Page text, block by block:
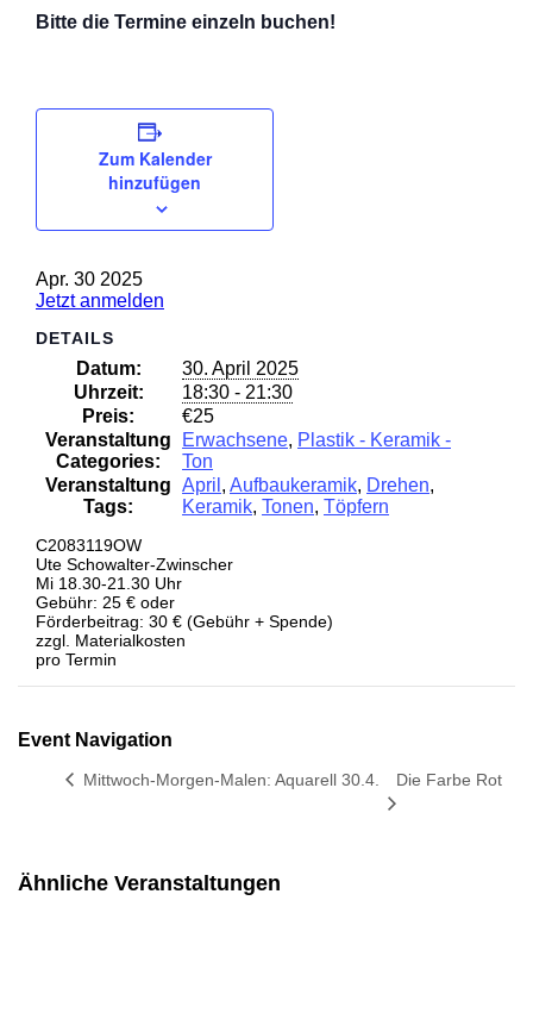
Bitte die Termine einzeln buchen!
Zum Kalender
hinzufügen
Apr. 30 2025
Jetzt anmelden
DETAILS
Datum:
30. April 2025
Uhrzeit:
18:30 - 21:30
Preis:
€25
Veranstaltung
Categories:
Erwachsene, Plastik - Keramik -
Ton
Veranstaltung
Tags:
April , Aufbaukeramik, Drehen,
Keramik, Tonen, Töpfern
C2083119OW
Ute Schowalter-Zwinscher
Mi 18.30-21.30 Uhr
Gebühr: 25 € oder
Förderbeitrag: 30 € (Gebühr + Spende)
zzgl. Materialkosten
pro Termin
Event Navigation
Mittwoch-Morgen-Malen: Aquarell 30.4. Die Farbe Rot
Ähnliche Veranstaltungen